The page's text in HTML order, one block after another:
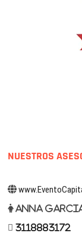
NUESTROS
Anna
3118883172